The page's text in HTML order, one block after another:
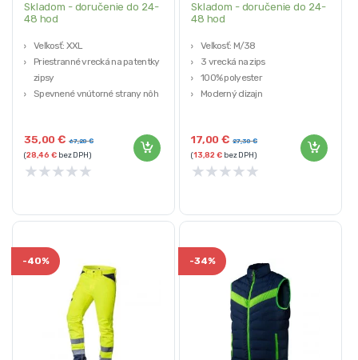
Skladom - doručenie do 24-
48 hod
Veľkosť: XXL
Priestranné vrecká na patentky a
zipsy
Spevnené vnútorné strany nôh
35,00€ 67,20€
(28,46€bez DPH)
★★★★★
Skladom - doručenie do 24-
48 hod
Veľkosť: M/38
3 vrecká na zips
100% polyester
Moderný dizajn
17,00€ 27,30€
(13,82€bez DPH)
★★★★★
-40% -34%